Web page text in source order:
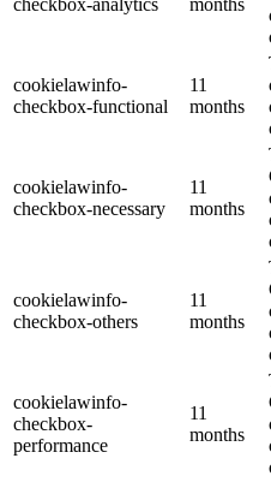
checkbox-analytics
months
cookielawinfo-
checkbox-functional
11
months
cookielawinfo-
checkbox-necessary
11
months
cookielawinfo-
checkbox-others
11
months
cookielawinfo-
checkbox-
performance
11
months